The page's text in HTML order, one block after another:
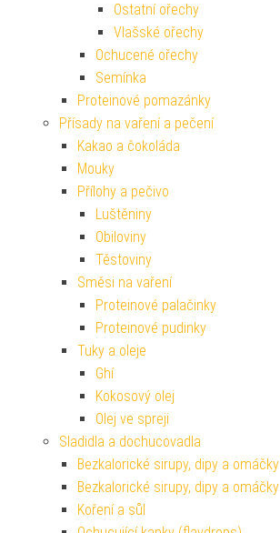
Ostatní ořechy
Vlašské ořechy
Ochucené ořechy
Semínka
Proteinové pomazánky
Přísady na vaření a pečení
Kakao a čokoláda
Mouky
Přílohy a pečivo
Luštěniny
Obiloviny
Těstoviny
Směsi na vaření
Proteinové palačinky
Proteinové pudinky
Tuky a oleje
Ghí
Kokosový olej
Olej ve spreji
Sladidla a dochucovadla
Bezkalorické sirupy, dipy a omáčky
Bezkalorické sirupy, dipy a omáčky
Koření a sůl